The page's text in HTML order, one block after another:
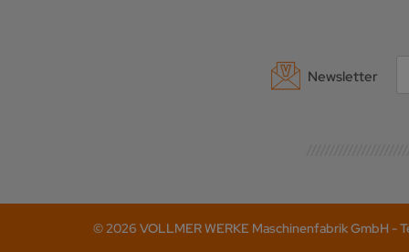
Newsletter
© 2026 VOLLMER WERKE Maschinenfabrik GmbH -